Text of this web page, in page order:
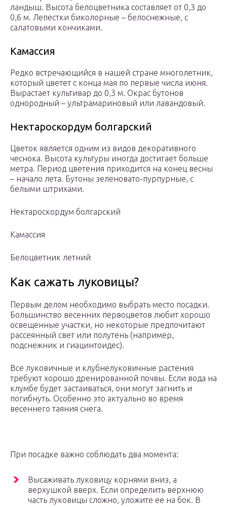
ландыш. Высота белоцветника составляет от 0,3 до
0,6 м. Лепестки биколорные – белоснежные, с
салатовыми кончиками.
Камассия
Редко встречающийся в нашей стране многолетник,
который цветет с конца мая по первые числа июня.
Вырастает культивар до 0,3 м. Окрас бутонов
однородный – ультрамариновый или лавандовый.
Нектароскордум болгарский
Цветок является одним из видов декоративного
чеснока. Высота культуры иногда достигает больше
метра. Период цветения приходится на конец весны
– начало лета. Бутоны зеленовато-пурпурные, с
белыми штрихами.
Нектароскордум болгарский
Камассия
Белоцветник летний
Как сажать луковицы?
Первым делом необходимо выбрать место посадки.
Большинство весенних первоцветов любит хорошо
освещенные участки, но некоторые предпочитают
рассеянный свет или полутень (например,
подснежник и гиацинтоидес).
Все луковичные и клубнелуковичные растения
требуют хорошо дренированной почвы. Если вода на
клумбе будет застаиваться, они могут загнить и
погибнуть. Особенно это актуально во время
весеннего таяния снега.
При посадке важно соблюдать два момента:
Высаживать луковицу корнями вниз, а
верхушкой вверх. Если определить верхнюю
часть луковицы сложно, уложите ее на бок. В